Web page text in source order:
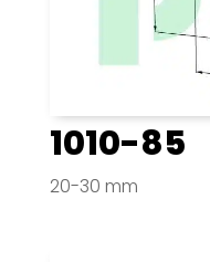
1010-85
20-30 mm